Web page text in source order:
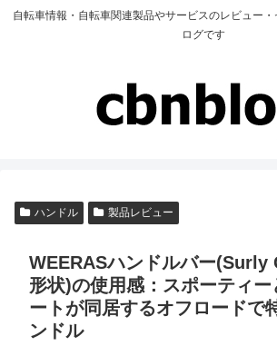
自転車情報・自転車関連製品やサービスのレビュー
ログです
ハンドル 製品レビュー
WEERASハンドルバー(Surly
形状)の使用感：スポーティー
ートが同居するオフロードで
ンドル